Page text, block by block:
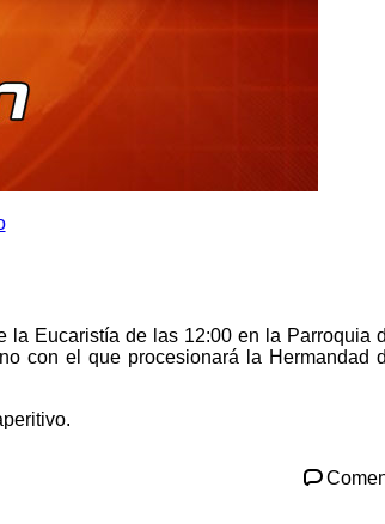
la Eucaristía de las 12:00 en la Parroquia
con el que procesionará la Hermandad